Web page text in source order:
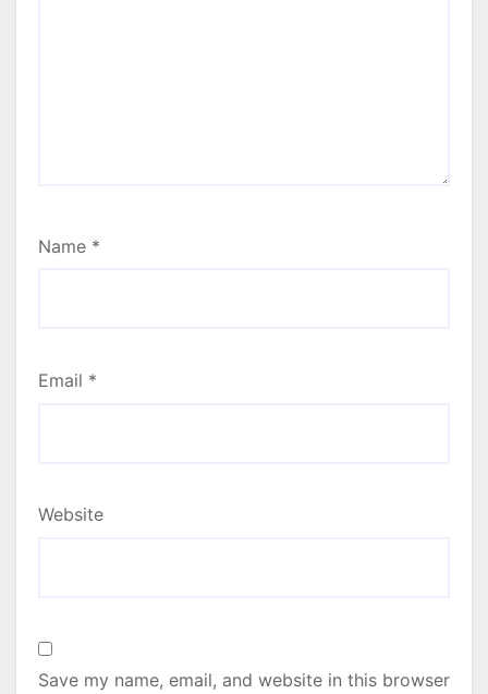
Name *
Email *
Website
Save my name, email, and website in this browser